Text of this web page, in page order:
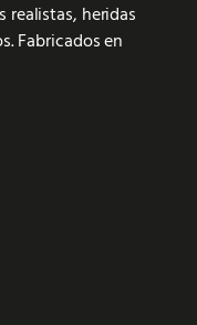
realistas, heridas
Fabricados en